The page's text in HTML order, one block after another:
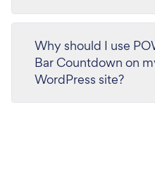
Why should I use
Bar Countdown on
WordPress site?